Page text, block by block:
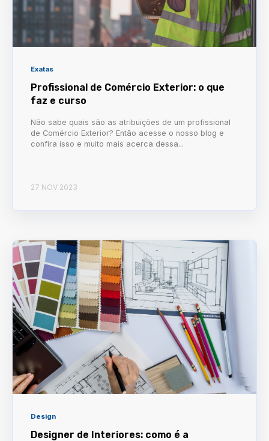
Exatas
Profissional de Comércio Exterior: o que
faz e curso
Não sabe quais são as atribuições de um profissional
de Comércio Exterior? Então acesse o nosso blog e
confira isso e muito mais acerca dessa...
27 NOV 2023
Design
Designer de Interiores: como é a